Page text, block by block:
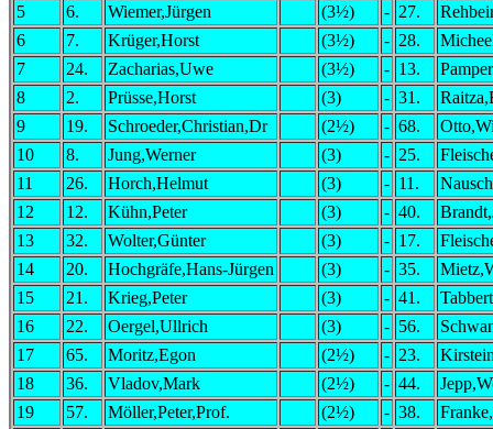
5
6. Wiemer,Jürgen (3½) - 27.
6
7. Krüger,Horst (3½) - 28.
7
24. Zacharias,Uwe (3½) - 13.
8
2. Prüsse,Horst (3) - 31.
9
19. Schroeder,Christian,Dr (2½) - 68.
10
8. Jung,Werner (3) - 25.
11
26. Horch,Helmut (3) - 11.
12
12. Kühn,Peter (3) - 40.
13
32. Wolter,Günter (3) - 17.
14
20. Hochgräfe,Hans-Jürgen (3) - 35.
15
21. Krieg,Peter (3) - 41.
16
22. Oergel,Ullrich (3) - 56.
17
65. Moritz,Egon (2½) - 23.
18
36. Vladov,Mark (2½) - 44.
19
57. Möller,Peter,Prof. (2½) - 38.